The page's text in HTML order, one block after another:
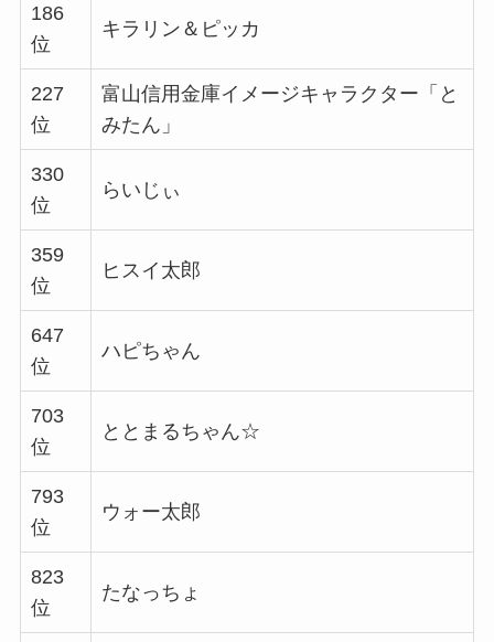
186
位
キラリン＆ピッカ
227
位
富山信用金庫イメージキャラクター「と
みたん」
330
位
らいじぃ
359
位
ヒスイ太郎
647
位
ハピちゃん
703
位
ととまるちゃん☆
793
位
ウォー太郎
823
位
たなっちょ